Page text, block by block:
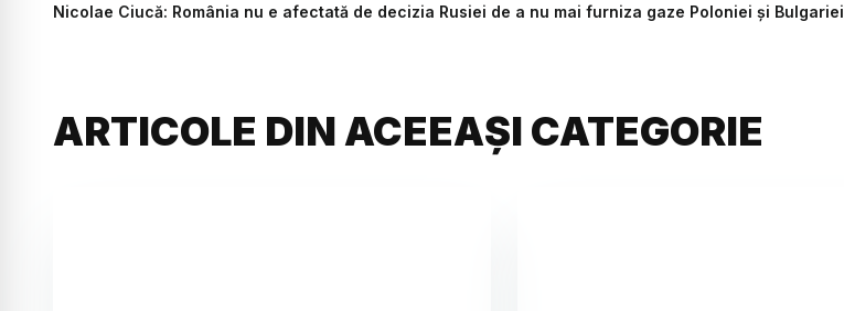
Nicolae Ciucă: România nu e afectată de decizia Rusiei de a nu mai furniza gaze Poloniei şi Bulgariei
ARTICOLE DIN ACEEAȘI CATEGORIE